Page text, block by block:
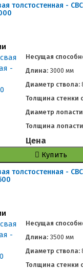
толстостенная -
Несущая
Длина:3000 мм
Диаметр ствола:
Толщина стенки
Диаметр
Толщина
Цена
Купить
толстостенная -
Несущая
Длина:3500 мм
Диаметр ствола:
Толщина стенки